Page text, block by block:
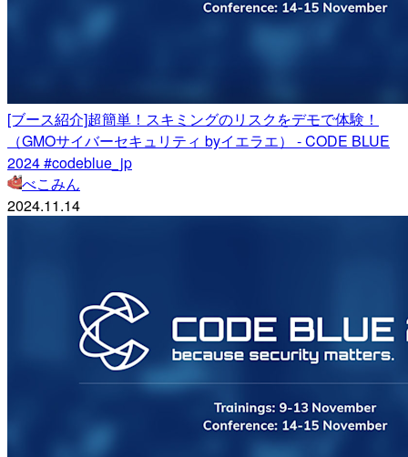
[ブース紹介]超簡単！スキミングのリスクをデモで体験！
（GMOサイバーセキュリティ byイエラエ） - CODE BLUE
2024 #codeblue_jp
べこみん
2024.11.14